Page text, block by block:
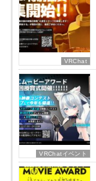
VRChat
VRChatイベント